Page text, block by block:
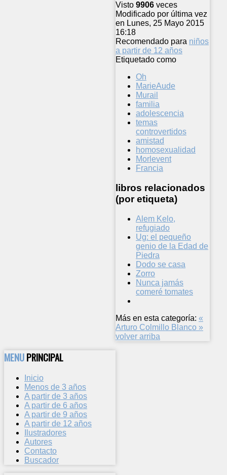
Visto 9906 veces
Modificado por última vez
en Lunes, 25 Mayo 2015
16:18
Recomendado para niños
a partir de 12 años
Etiquetado como
Oh
MarieAude
Murail
familia
adolescencia
temas
controvertidos
amistad
homosexualidad
Morlevent
Francia
libros relacionados
(por etiqueta)
Alem Kelo,
refugiado
Ug: el pequeño
genio de la Edad de
Piedra
Dodo se casa
Zorro
Nunca jamás
comeré tomates
Más en esta categoría: «
Arturo Colmillo Blanco »
volver arriba
MENUPRINCIPAL
Inicio
Menos de 3 años
A partir de 3 años
A partir de 6 años
A partir de 9 años
A partir de 12 años
Ilustradores
Autores
Contacto
Buscador